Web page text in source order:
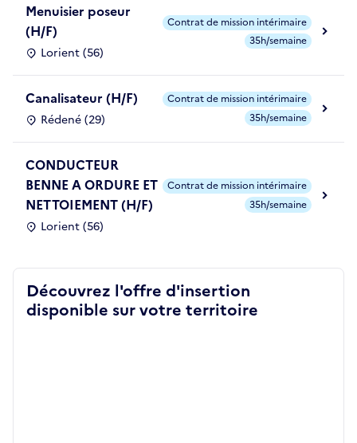
Menuisier poseur
(H/F)
Lorient (56)
Contrat de mission intérimaire
35h/semaine
Canalisateur (H/F)
Rédené (29)
Contrat de mission intérimaire
35h/semaine
CONDUCTEUR
BENNE A ORDURE ET
NETTOIEMENT (H/F)
Lorient (56)
Contrat de mission intérimaire
35h/semaine
Découvrez l'offre d'insertion
disponible sur votre territoire